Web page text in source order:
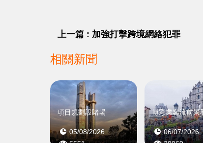
上一篇 : 加強打擊跨境網絡犯罪
相關新聞
項目規劃設賭場
05/08/2026
博彩業客流前景
06/07/2026